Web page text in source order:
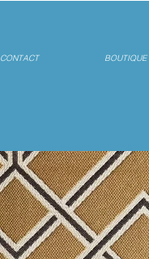
CONTACT BOUTIQUE